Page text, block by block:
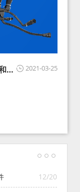
2021-03-25
展
12/20